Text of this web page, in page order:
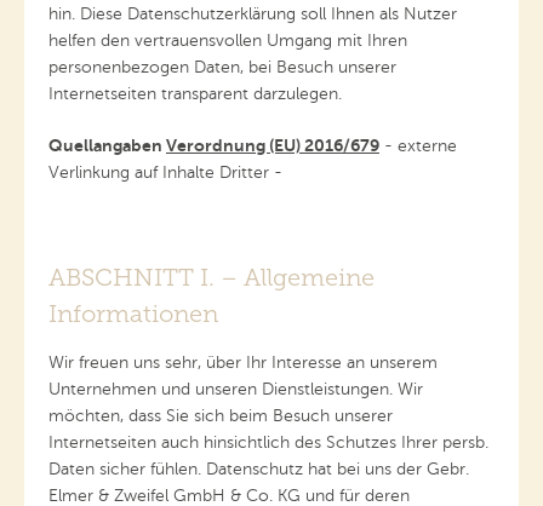
hin. Diese Datenschutzerklärung soll Ihnen als Nutzer
helfen den vertrauensvollen Umgang mit Ihren
personenbezogen Daten, bei Besuch unserer
Internetseiten transparent darzulegen.
Quellangaben Verordnung (EU) 2016/679 - externe
Verlinkung auf Inhalte Dritter -
ABSCHNITT I. – Allgemeine
Informationen
Wir freuen uns sehr, über Ihr Interesse an unserem
Unternehmen und unseren Dienstleistungen. Wir
möchten, dass Sie sich beim Besuch unserer
Internetseiten auch hinsichtlich des Schutzes Ihrer persb.
Daten sicher fühlen. Datenschutz hat bei uns der Gebr.
Elmer & Zweifel GmbH & Co. KG und für deren